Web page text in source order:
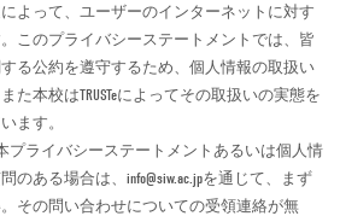
よって、ユーザーのインターネットに対す
このプライバシーステートメントでは、皆
る公約を遵守するため、個人情報の取扱い
た本校はTRUSTeによってその取扱いの実態を
ます。
プライバシーステートメントあるいは個人情
ある場合は、info@siw.ac.jpを通じて、まず
その問い合わせについての受領連絡が無